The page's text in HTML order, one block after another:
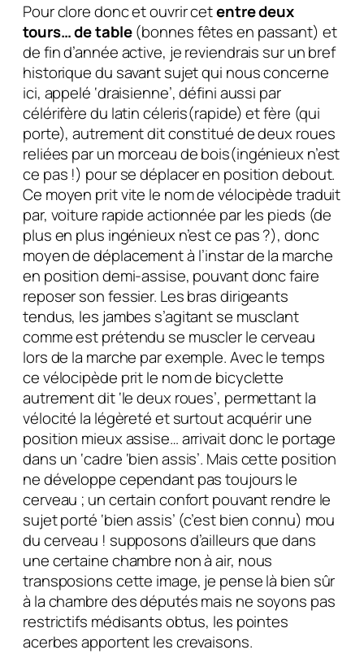
Pour clore donc et ouvrir cetentre deux
tours… de table(bonnes fêtes en passant) et
de fin d’année active, je reviendrais sur un bref
historique du savant sujet qui nous concerne
ici, appelé ‘draisienne’, défini aussi par
célérifère du latin céleris(rapide) et fère (qui
porte), autrement dit constitué de deux roues
reliées par un morceau de bois(ingénieux n’est
ce pas !) pour se déplacer en position debout.
Ce moyen prit vite le nom de vélocipède traduit
par, voiture rapide actionnée par les pieds (de
plus en plus ingénieux n’est ce pas ?), donc
moyen de déplacement à l’instar de la marche
en position demi-assise, pouvant donc faire
reposer son fessier. Les bras dirigeants
tendus, les jambes s’agitant se musclant
comme est prétendu se muscler le cerveau
lors de la marche par exemple. Avec le temps
ce vélocipède prit le nom de bicyclette
autrement dit ‘le deux roues’, permettant la
vélocité la légèreté et surtout acquérir une
position mieux assise… arrivait donc le portage
dans un ‘cadre ‘bien assis’. Mais cette position
ne développe cependant pas toujours le
cerveau ; un certain confort pouvant rendre le
sujet porté ‘bien assis’ (c’est bien connu) mou
du cerveau ! supposons d’ailleurs que dans
une certaine chambre non à air, nous
transposions cette image, je pense là bien sûr
à la chambre des députés mais ne soyons pas
restrictifs médisants obtus, les pointes
acerbes apportent les crevaisons.